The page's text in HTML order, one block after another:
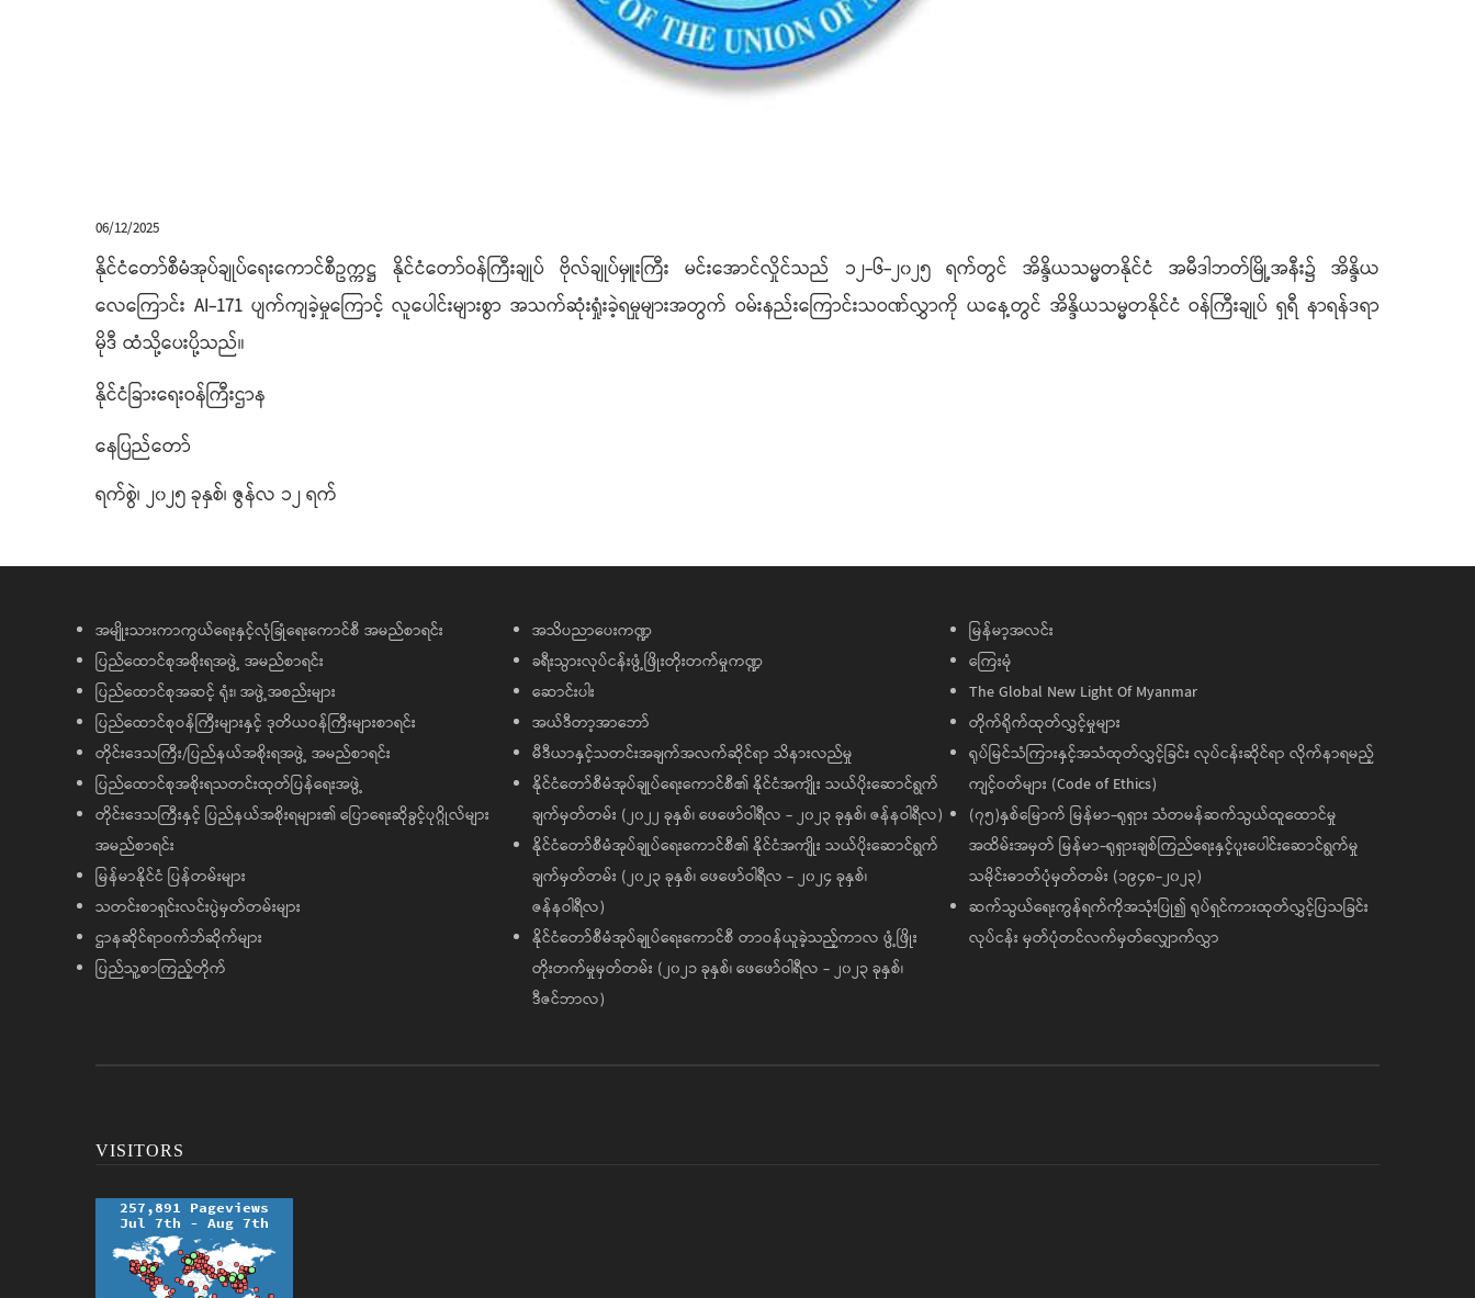
06/12/2025
နိုင်ငံတော်စီမံအုပ်ချုပ်ရေးကောင်စီဥက္ကဋ္ဌ နိုင်ငံတော်ဝန်ကြီးချုပ် ဗိုလ်ချုပ်မှူးကြီး မင်းအောင်လှိုင်သည် ၁၂-၆-၂၀၂၅ ရက်တွင် အိန္ဒိယသမ္မတနိုင်ငံ အမီဒါဘတ်မြို့အနီး၌ အိန္ဒိယ
လေကြောင်း AI-171 ပျက်ကျခဲ့မှုကြောင့် လူပေါင်းများစွာ အသက်ဆုံးရှုံးခဲ့ရမှုများအတွက် ဝမ်းနည်းကြောင်းသဝဏ်လွှာကို ယနေ့တွင် အိန္ဒိယသမ္မတနိုင်ငံ ဝန်ကြီးချုပ် ရှရီ နာရန်ဒရာ
မိုဒီ ထံသို့ပေးပို့သည်။
နိုင်ငံခြားရေးဝန်ကြီးဌာန
နေပြည်တော်
ရက်စွဲ၊ ၂၀၂၅ ခုနှစ်၊ ဇွန်လ ၁၂ ရက်
အမျိုးသားကာကွယ်ရေးနှင့်လုံခြုံရေးကောင်စီ အမည်စာရင်း
ပြည်ထောင်စုအစိုးရအဖွဲ့ အမည်စာရင်း
ပြည်ထောင်စုအဆင့် ရုံး၊ အဖွဲ့အစည်းများ
ပြည်ထောင်စုဝန်ကြီးများနှင့် ဒုတိယဝန်ကြီးများစာရင်း
တိုင်းဒေသကြီး/ပြည်နယ်အစိုးရအဖွဲ့ အမည်စာရင်း
ပြည်ထောင်စုအစိုးရသတင်းထုတ်ပြန်ရေးအဖွဲ့
တိုင်းဒေသကြီးနှင့် ပြည်နယ်အစိုးရများ၏ ပြောရေးဆိုခွင့်ပုဂ္ဂိုလ်များ
အမည်စာရင်း
မြန်မာနိုင်ငံ ပြန်တမ်းများ
သတင်းစာရှင်းလင်းပွဲမှတ်တမ်းများ
ဌာနဆိုင်ရာဝက်ဘ်ဆိုက်များ
ပြည်သူ့စာကြည့်တိုက်
အသိပညာပေးကဏ္ဍ
ခရီးသွားလုပ်ငန်းဖွံ့ဖြိုးတိုးတက်မှုကဏ္ဍ
ဆောင်းပါး
အယ်ဒီတာ့အာဘော်
မီဒီယာနှင့်သတင်းအချက်အလက်ဆိုင်ရာ သိနားလည်မှု
နိုင်ငံတော်စီမံအုပ်ချုပ်ရေးကောင်စီ၏ နိုင်ငံအကျိုး သယ်ပိုးဆောင်ရွက်
ချက်မှတ်တမ်း (၂၀၂၂ ခုနှစ်၊ ဖေဖော်ဝါရီလ - ၂၀၂၃ ခုနှစ်၊ ဇန်နဝါရီလ)
နိုင်ငံတော်စီမံအုပ်ချုပ်ရေးကောင်စီ၏ နိုင်ငံအကျိုး သယ်ပိုးဆောင်ရွက်
ချက်မှတ်တမ်း (၂၀၂၃ ခုနှစ်၊ ဖေဖော်ဝါရီလ - ၂၀၂၄ ခုနှစ်၊
ဇန်နဝါရီလ)
နိုင်ငံတော်စီမံအုပ်ချုပ်ရေးကောင်စီ တာဝန်ယူခဲ့သည့်ကာလ ဖွံ့ဖြိုး
တိုးတက်မှုမှတ်တမ်း (၂၀၂၁ ခုနှစ်၊ ဖေဖော်ဝါရီလ - ၂၀၂၃ ခုနှစ်၊
ဒီဇင်ဘာလ)
မြန်မာ့အလင်း
ကြေးမုံ
The Global New Light Of Myanmar
တိုက်ရိုက်ထုတ်လွှင့်မှုများ
ရုပ်မြင်သံကြားနှင့်အသံထုတ်လွှင့်ခြင်း လုပ်ငန်းဆိုင်ရာ လိုက်နာရမည့်
ကျင့်ဝတ်များ (Code of Ethics)
(၇၅)နှစ်မြောက် မြန်မာ-ရုရှား သံတမန်ဆက်သွယ်ထူထောင်မှု
အထိမ်းအမှတ် မြန်မာ-ရုရှားချစ်ကြည်ရေးနှင့်ပူးပေါင်းဆောင်ရွက်မှု
သမိုင်းဓာတ်ပုံမှတ်တမ်း (၁၉၄၈-၂၀၂၃)
ဆက်သွယ်ရေးကွန်ရက်ကိုအသုံးပြု၍ ရုပ်ရှင်ကားထုတ်လွှင့်ပြသခြင်း
လုပ်ငန်း မှတ်ပုံတင်လက်မှတ်လျှောက်လွှာ
VISITORS